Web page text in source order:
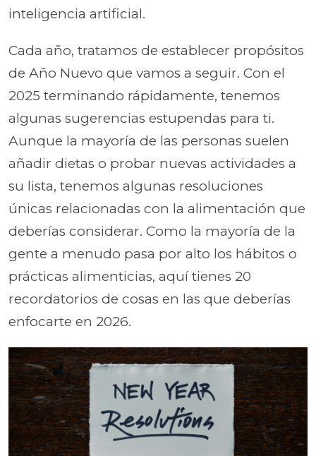
inteligencia artificial.
Cada año, tratamos de establecer propósitos
de Año Nuevo que vamos a seguir. Con el
2025 terminando rápidamente, tenemos
algunas sugerencias estupendas para ti.
Aunque la mayoría de las personas suelen
añadir dietas o probar nuevas actividades a
su lista, tenemos algunas resoluciones
únicas relacionadas con la alimentación que
deberías considerar. Como la mayoría de la
gente a menudo pasa por alto los hábitos o
prácticas alimenticias, aquí tienes 20
recordatorios de cosas en las que deberías
enfocarte en 2026.